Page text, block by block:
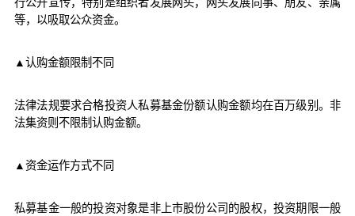
等，以吸取公众资金。
▲认购金额限制不同
法律法规要求合格投资人私募基金份额认购金额均在百万级别。非
法集资则不限制认购金额。
▲资金运作方式不同
私募基金一般的投资对象是非上市股份公司的股权，投资期限一般